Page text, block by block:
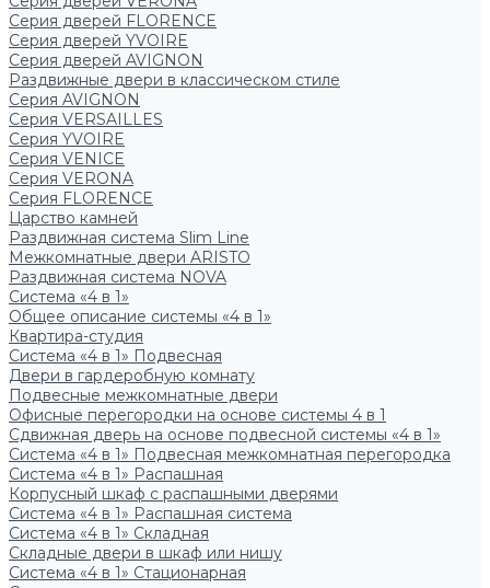
Серия дверей FLORENCE
Серия дверей YVOIRE
Серия дверей AVIGNON
Раздвижные двери в классическом стиле
Серия AVIGNON
Серия VERSAILLES
Серия YVOIRE
Серия VENICE
Серия VERONA
Серия FLORENCE
Царство камней
Раздвижная система Slim Line
Межкомнатные двери ARISTO
Раздвижная система NOVA
Система «4 в 1»
Общее описание системы «4 в 1»
Квартира-студия
Система «4 в 1» Подвесная
Двери в гардеробную комнату
Подвесные межкомнатные двери
Офисные перегородки на основе системы 4 в 1
Сдвижная дверь на основе подвесной системы «4 в 1»
Система «4 в 1» Подвесная межкомнатная перегородка
Система «4 в 1» Распашная
Корпусный шкаф с распашными дверями
Система «4 в 1» Распашная система
Система «4 в 1» Складная
Складные двери в шкаф или нишу
Система «4 в 1» Стационарная